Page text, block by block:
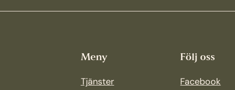
Meny
Tjänster
Följ oss
Facebook